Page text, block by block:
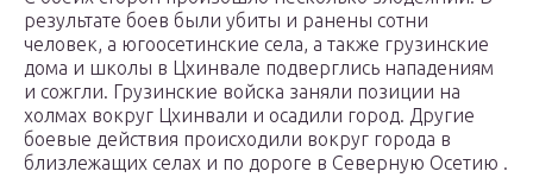
результате боев были убиты и ранены сотни
человек, а югоосетинские села, а также грузинские
дома и школы в Цхинвале подверглись нападениям
и сожгли. Грузинские войска заняли позиции на
холмах вокруг Цхинвали и осадили город. Другие
боевые действия происходили вокруг города в
близлежащих селах и по дороге в Северную Осетию .